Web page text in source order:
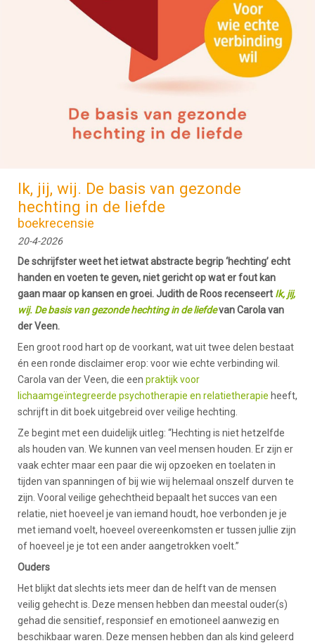
Ik, jij, wij. De basis van gezonde
hechting in de liefde
boekrecensie
20-4-2026
De schrijfster weet het ietwat abstracte begrip ‘hechting’ echt
handen en voeten te geven, niet gericht op wat er fout kan
gaan maar op kansen en groei. Judith de Roos recenseert Ik, jij,
wij. De basis van gezonde hechting in de liefdevan Carola van
der Veen.
Een groot rood hart op de voorkant, wat uit twee delen bestaat
én een ronde disclaimer erop: voor wie echte verbinding wil.
Carola van der Veen, die een praktijk voor
lichaamgeïntegreerde psychotherapie en relatietherapie heeft,
schrijft in dit boek uitgebreid over veilige hechting.
Ze begint met een duidelijk uitleg: “Hechting is niet hetzelfde
als houden van. We kunnen van veel mensen houden. Er zijn er
vaak echter maar een paar die wij opzoeken en toelaten in
tijden van spanningen of bij wie wij helemaal onszelf durven te
zijn. Vooral veilige gehechtheid bepaalt het succes van een
relatie, niet hoeveel je van iemand houdt, hoe verbonden je je
met iemand voelt, hoeveel overeenkomsten er tussen jullie zijn
of hoeveel je je tot een ander aangetrokken voelt.”
Ouders
Het blijkt dat slechts iets meer dan de helft van de mensen
veilig gehecht is. Deze mensen hebben dan meestal ouder(s)
gehad die sensitief, responsief en emotioneel aanwezig en
beschikbaar waren. Deze mensen hebben dan als kind geleerd